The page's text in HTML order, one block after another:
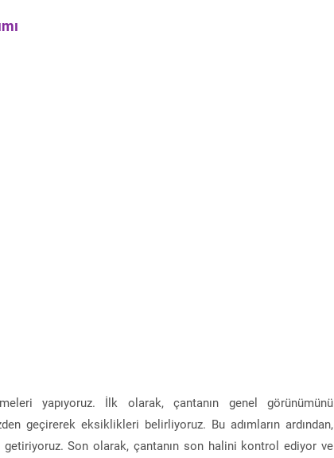
yapıyoruz. İlk olarak, çantanın genel görünümünü
geçirerek eksiklikleri belirliyoruz. Bu adımların ardından,
Son olarak, çantanın son halini kontrol ediyor ve